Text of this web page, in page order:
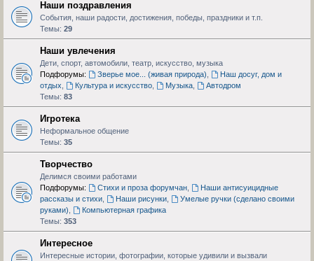
Наши поздравления
События, наши радости, достижения, победы, праздники и т.п.
Темы: 29
Наши увлечения
Дети, спорт, автомобили, театр, искусство, музыка
Подфорумы:
Зверье мое... (живая природа)
Наш досуг, дом и
отдых
Культура и искусство, Музыка,
Автодром
Темы: 83
Игротека
Неформальное общение
Темы: 35
Творчество
Делимся своими работами
Подфорумы:
Стихи и проза форумчан,
Наши антисуицидные
рассказы и стихи
Наши рисунки,
Умелые ручки (сделано своими
руками)
Компьютерная графика
Темы: 353
Интересное
Интересные истории, фотографии, которые удивили и вызвали